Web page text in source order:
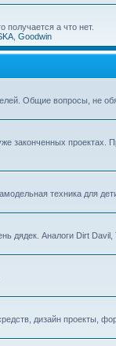
получается а что нет.
Goodwin
Общие вопросы, не
законченных проектах.
техника для
дядек. Аналоги Dirt
дизайн проекты,